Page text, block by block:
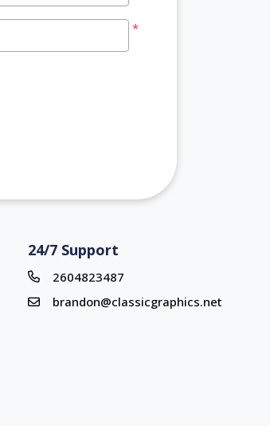
*
24/7 Support
2604823487
brandon@classicgraphics.net